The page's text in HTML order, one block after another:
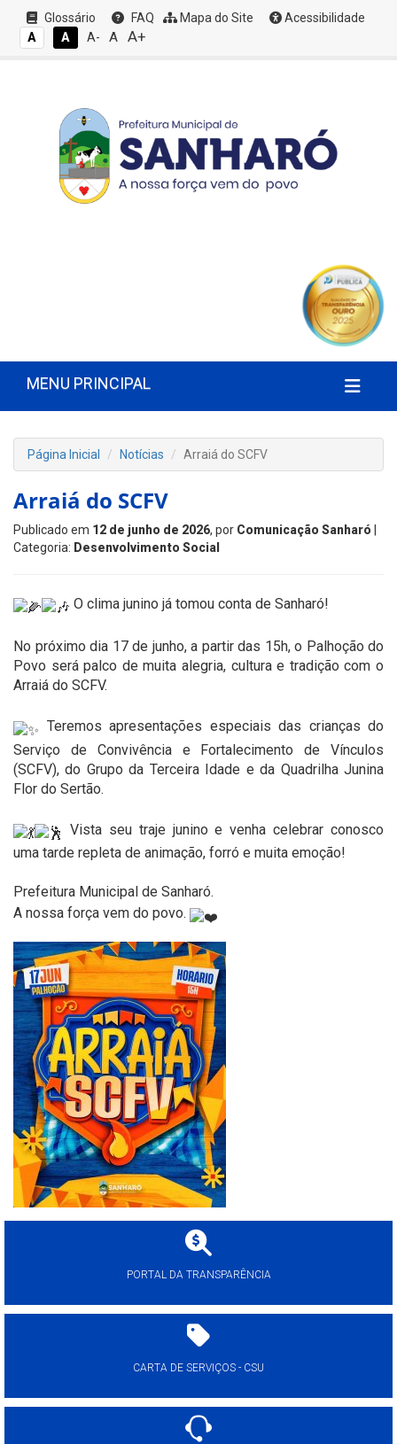
Glossário FAQ Mapa do Site
Acessibilidade
A
A A- A A+
MENU PRINCIPAL
Página Inicial Notícias Arraiá do SCFV
Arraiá do SCFV
Publicado em 12 de junho de 2026, por Comunicação Sanharó
Categoria: Desenvolvimento Social
O clima junino já tomou conta de Sanharó!
No próximo dia 17 de junho, a partir das 15h, o Palhoção do
Povo será palco de muita alegria, cultura e tradição com o
Arraiá do SCFV.
Teremos apresentações especiais das crianças do
Serviço de Convivência e Fortalecimento de Vínculos
(SCFV), do Grupo da Terceira Idade e da Quadrilha Junina
Flor do Sertão.
Vista seu traje junino e venha celebrar conosco
uma tarde repleta de animação, forró e muita emoção!
Prefeitura Municipal de Sanharó.
A nossa força vem do povo.
PORTAL DA TRANSPARÊNCIA
CARTA DE SERVIÇOS - CSU